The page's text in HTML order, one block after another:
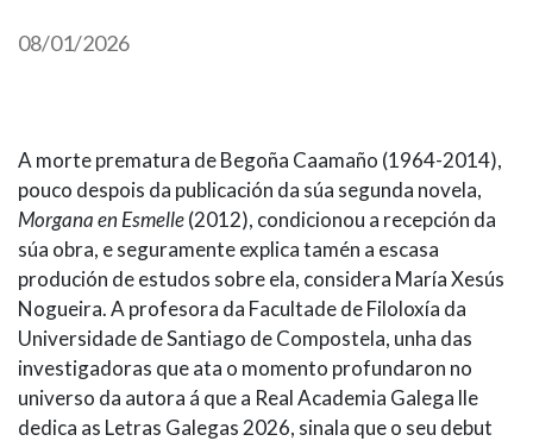
PORTAL DAS PALABRAS
08/01/2026
A morte prematura de Begoña Caamaño (1964-2014),
pouco despois da publicación da súa segunda novela,
Morgana en Esmelle(2012), condicionou a recepción da
súa obra, e seguramente explica tamén a escasa
produción de estudos sobre ela, considera María Xesús
Nogueira. A profesora da Facultade de Filoloxía da
Universidade de Santiago de Compostela, unha das
investigadoras que ata o momento profundaron no
universo da autora á que a Real Academia Galega lle
dedica as Letras Galegas 2026, sinala que o seu debut